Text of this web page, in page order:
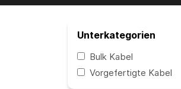
Unterkategorien
Bulk Kabel
Vorgefertigte Kabel